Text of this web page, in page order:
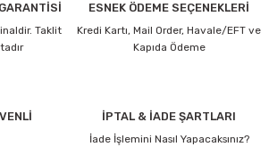
Taklit
ESNEK ÖDEME SEÇENEKLERİ
Kredi Kartı, Mail Order, Havale/EFT ve
Kapıda Ödeme
İPTAL & İADE ŞARTLARI
İade İşlemini Nasıl Yapacaksınız?